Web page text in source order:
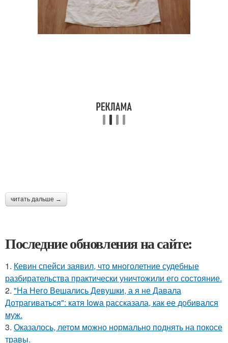
читать дальше →
Последние обновления на сайте:
1. Кевин спейси заявил, что многолетние судебные
разбирательства практически уничтожили его состояние.
2. "На Него Вешались Девушки, а я не Давала
Дотрагиваться": катя Iowa рассказала, как ее добивался
муж.
3. Оказалось, летом можно нормально поднять на покосе
травы.